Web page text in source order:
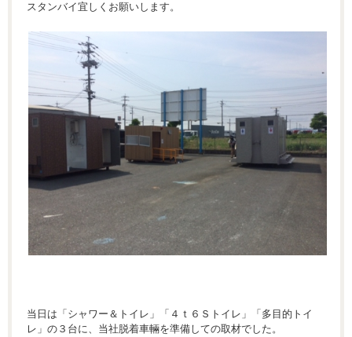
スタンバイ宜しくお願いします。
当日は「シャワー＆トイレ」「４ｔ６Ｓトイレ」「多目的トイ
レ」の３台に、当社脱着車輛を準備しての取材でした。